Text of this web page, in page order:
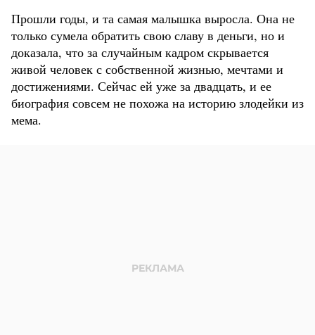
Прошли годы, и та самая малышка выросла. Она не
только сумела обратить свою славу в деньги, но и
доказала, что за случайным кадром скрывается
живой человек с собственной жизнью, мечтами и
достижениями. Сейчас ей уже за двадцать, и ее
биография совсем не похожа на историю злодейки из
мема.